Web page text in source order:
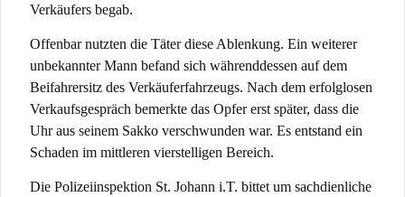
Verkäufers begab.
Offenbar nutzten die Täter diese Ablenkung. Ein weiterer
unbekannter Mann befand sich währenddessen auf dem
Beifahrersitz des Verkäuferfahrzeugs. Nach dem erfolglosen
Verkaufsgespräch bemerkte das Opfer erst später, dass die
Uhr aus seinem Sakko verschwunden war. Es entstand ein
Schaden im mittleren vierstelligen Bereich.
Die Polizeiinspektion St. Johann i.T. bittet um sachdienliche